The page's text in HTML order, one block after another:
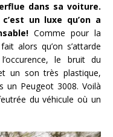
dans sa voiture.
un luxe qu’on a
Comme pour la
alors qu’on s’attarde
le bruit du
un son très plastique,
un Peugeot 3008. Voilà
du véhicule où un